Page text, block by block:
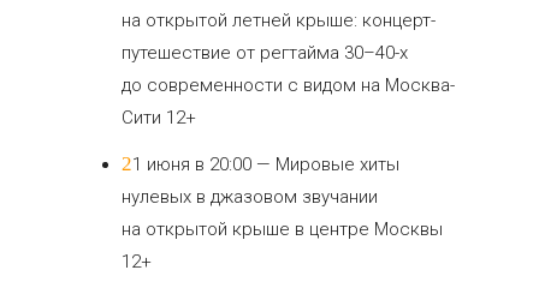
на открытой летней крыше: концерт-
путешествие от регтайма 30–40-х
до современности с видом на Москва-
Сити 12+
21 июня в 20:00 — Мировые хиты
нулевых в джазовом звучании
на открытой крыше в центре Москвы
12+